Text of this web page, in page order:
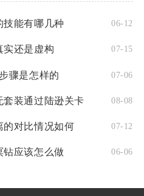
技能有哪几种 06-12
实还是虚构 07-15
骤是怎样的 07-06
套装通过陆逊关卡 08-08
的对比情况如何 07-12
钻应该怎么做 06-06